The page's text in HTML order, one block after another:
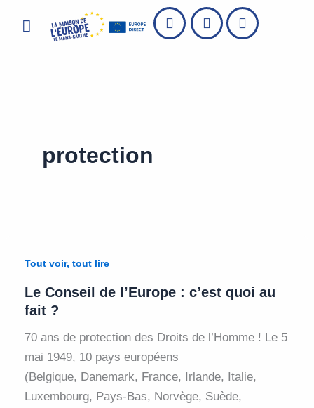
Menu
protection
Tout voir, tout lire
Le Conseil de l’Europe : c’est quoi au
fait ?
70 ans de protection des Droits de l’Homme ! Le 5
mai 1949, 10 pays européens
(Belgique, Danemark, France, Irlande, Italie,
Luxembourg, Pays-Bas, Norvège, Suède,